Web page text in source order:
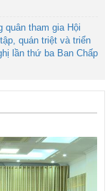
quân tham gia Hội
quán triệt và triển
lần thứ ba Ban Chấp